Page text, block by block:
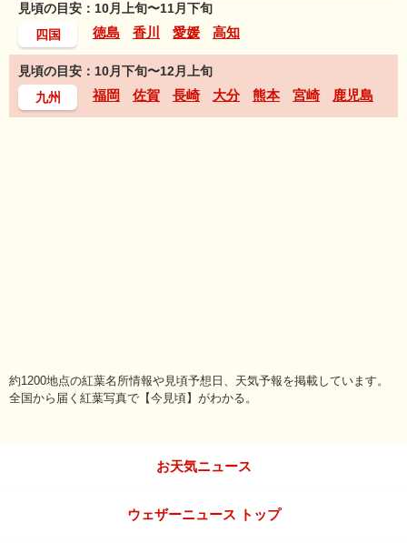
見頃の目安：10月上旬〜11月下旬
四国
徳島 香川 愛媛 高知
見頃の目安：10月下旬〜12月上旬
九州
福岡 佐賀 長崎 大分 熊本 宮崎 鹿児島
約1200地点の紅葉名所情報や見頃予想日、天気予報を掲載しています。
全国から届く紅葉写真で【今見頃】がわかる。
お天気ニュース
ウェザーニュース トップ